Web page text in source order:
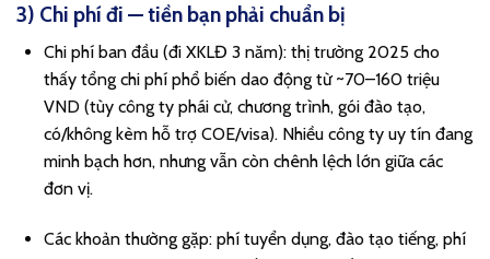
3) Chi phí đi — tiền bạn phải chuẩn bị
Chi phí ban đầu (đi XKLĐ 3 năm): thị trường 2025 cho
thấy tổng chi phí phổ biến dao động từ ~70–160 triệu
VND (tùy công ty phái cử, chương trình, gói đào tạo,
có/không kèm hỗ trợ COE/visa). Nhiều công ty uy tín đang
minh bạch hơn, nhưng vẫn còn chênh lệch lớn giữa các
đơn vị.
Các khoản thường gặp: phí tuyển dụng, đào tạo tiếng, phí